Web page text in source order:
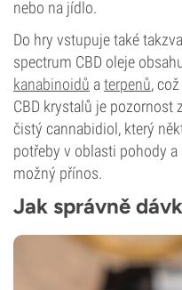
nebo na jídlo.
Do hry vstupuje také
spectrum CBD oleje
kanabinoidů aterpenů,
CBD krystalů je pozornost
čistý cannabidiol, který
potřeby v oblasti pohody
možný přínos.
Jak správně